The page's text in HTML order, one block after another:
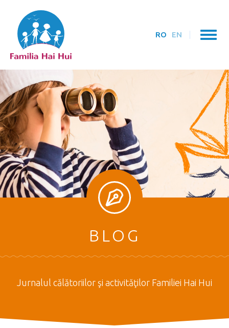
RO EN
BLOG
Jurnalul călătoriilor şi activităţilor Familiei Hai Hui